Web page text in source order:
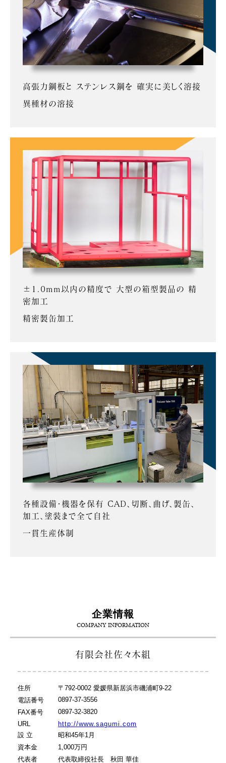
高張力鋼板と ステンレス鋼を 確実に美しく溶接
異種材の溶接
±1.0mm以内の精度で 大型の箱型製品の 精
密加工
精密製缶加工
各種設備・機器を保有 CAD、切断、曲げ、製缶、
加工、塗装まで全て自社
一貫生産体制
企業情報
COMPANY INFORMATION
有限会社佐々木組
住所
〒792-0002 愛媛県新居浜市磯浦町9-22
電話番号
0897-37-3556
FAX番号
0897-32-3820
URL
http://www.sagumi.com
設 立
昭和45年1月
資本金
1,000万円
代表者
代表取締役社長 秋田 華佳